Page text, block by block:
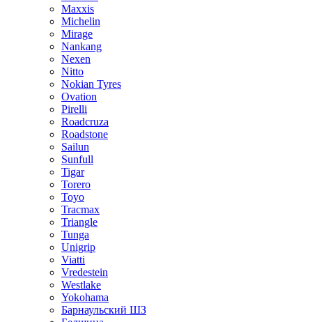
Maxxis
Michelin
Mirage
Nankang
Nexen
Nitto
Nokian Tyres
Ovation
Pirelli
Roadcruza
Roadstone
Sailun
Sunfull
Tigar
Torero
Toyo
Tracmax
Triangle
Tunga
Unigrip
Viatti
Vredestein
Westlake
Yokohama
Барнаульский ШЗ